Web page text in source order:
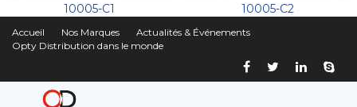
10005-C1 10005-C2
Accueil Nos Marques
Actualités & Événements
Opty Distribution dans le monde